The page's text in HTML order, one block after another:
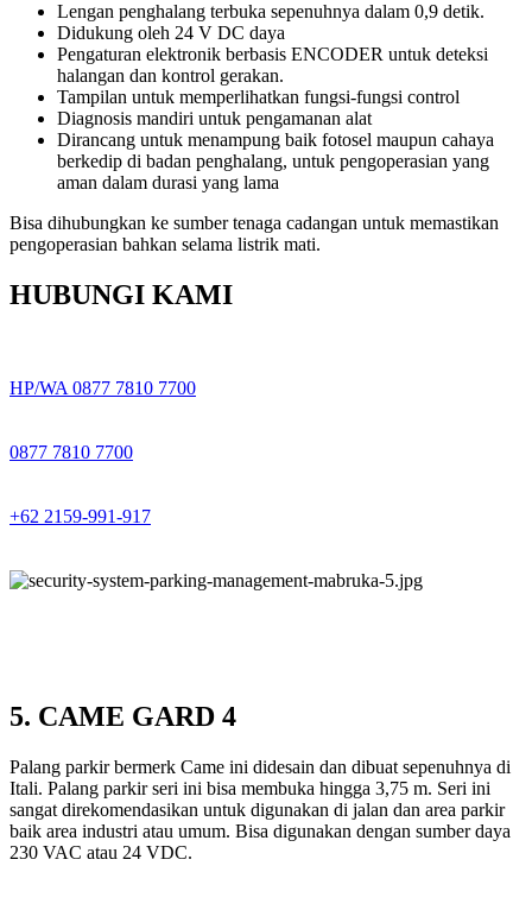
Lengan penghalang terbuka sepenuhnya dalam 0,9 detik.
Didukung oleh 24 V DC daya
Pengaturan elektronik berbasis ENCODER untuk deteksi
halangan dan kontrol gerakan.
Tampilan untuk memperlihatkan fungsi-fungsi control
Diagnosis mandiri untuk pengamanan alat
Dirancang untuk menampung baik fotosel maupun cahaya
berkedip di badan penghalang, untuk pengoperasian yang
aman dalam durasi yang lama
Bisa dihubungkan ke sumber tenaga cadangan untuk memastikan
pengoperasian bahkan selama listrik mati.
HUBUNGI KAMI
HP/WA 0877 7810 7700
0877 7810 7700
+62 2159-991-917
5. CAME GARD 4
Palang parkir bermerk Came ini didesain dan dibuat sepenuhnya di
Itali. Palang parkir seri ini bisa membuka hingga 3,75 m. Seri ini
sangat direkomendasikan untuk digunakan di jalan dan area parkir
baik area industri atau umum. Bisa digunakan dengan sumber daya
230 VAC atau 24 VDC.